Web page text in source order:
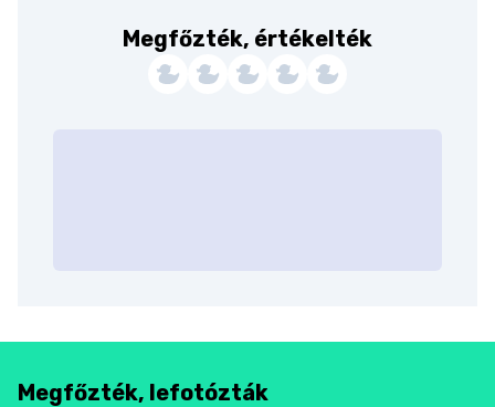
Megfőzték, értékelték
Megfőzték, lefotózták